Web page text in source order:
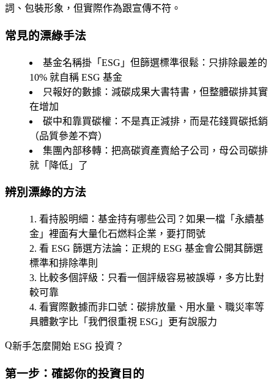
詞、包裝形象，但實際作為跟宣傳不符。
常見的漂綠手法
基金名稱掛「ESG」但篩選標準很鬆 ：只排除最差的
10% 就自稱 ESG 基金
只報好的數據 ：減碳成果大書特書，但整體碳排其實
在增加
碳中和靠買碳權 ：不是真正減排，而是花錢買碳抵銷
（品質參差不齊）
集團內部移轉 ：把高碳資產賣給子公司，母公司碳排
就「降低」了
辨別漂綠的方法
看持股明細 ：基金持有哪些公司？如果一檔「永續基
金」裡面有大量化石燃料企業，要打問號
看 ESG 篩選方法論 ：正規的 ESG 基金會公開其篩選
標準和排除準則
比較多個評級 ：只看一個評級容易被誤導，多方比對
較可靠
看實際數據而非口號 ：碳排放量、用水量、職災率等
具體數字比「我們很重視 ESG」更有說服力
新手怎麼開始 ESG 投資？
第一步：確認你的投資目的